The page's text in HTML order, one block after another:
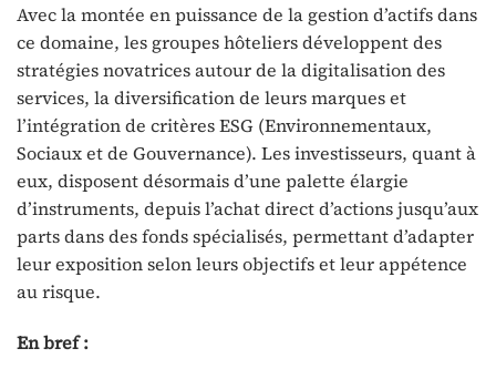
Avec la montée en puissance de la gestion d’actifs dans
ce domaine, les groupes hôteliers développent des
stratégies novatrices autour de la digitalisation des
services, la diversification de leurs marques et
l’intégration de critères ESG (Environnementaux,
Sociaux et de Gouvernance). Les investisseurs, quant à
eux, disposent désormais d’une palette élargie
d’instruments, depuis l’achat direct d’actions jusqu’aux
parts dans des fonds spécialisés, permettant d’adapter
leur exposition selon leurs objectifs et leur appétence
au risque.
En bref :